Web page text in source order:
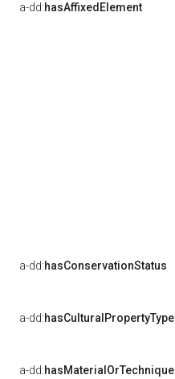
a-dd:hasAffixedElement
a-dd:hasConservationStatus
a-dd:hasCulturalPropertyType
a-dd:hasMaterialOrTechnique